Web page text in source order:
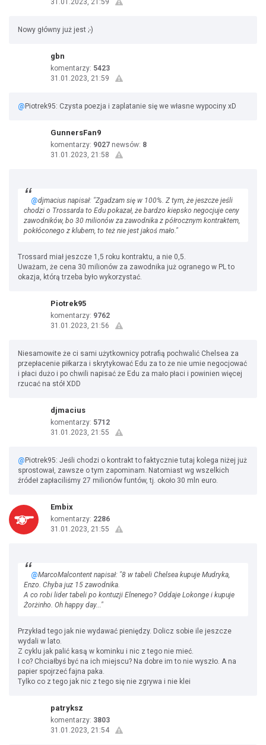
31.01.2023, 21:59
Nowy główny już jest ;-)
gbn
komentarzy: 5423
31.01.2023, 21:59
@ Piotrek95: Czysta poezja i zaplatanie się we własne wypociny xD
GunnersFan9
komentarzy: 9027 newsów: 8
31.01.2023, 21:58
@djmacius napisał: "Zgadzam się w 100%. Z tym, że jeszcze jeśli
chodzi o Trossarda to Edu pokazał, że bardzo kiepsko negocjuje ceny
zawodników, bo 30 milionów za zawodnika z półrocznym kontraktem,
pokłóconego z klubem, to też nie jest jakoś mało."
Trossard miał jeszcze 1,5 roku kontraktu, a nie 0,5.
Uważam, że cena 30 milionów za zawodnika już ogranego w PL to
okazja, którą trzeba było wykorzystać.
Piotrek95
komentarzy: 9762
31.01.2023, 21:56
Niesamowite że ci sami użytkownicy potrafią pochwalić Chelsea za
przepłacenie piłkarza i skrytykować Edu za to że nie umie negocjować
i płaci dużo i po chwili napisać że Edu za mało płaci i powinien więcej
rzucać na stół XDD
djmacius
komentarzy: 5712
31.01.2023, 21:55
@ Piotrek95: Jeśli chodzi o kontrakt to faktycznie tutaj kolega niżej już
sprostował, zawsze o tym zapominam. Natomiast wg wszelkich
źródeł zapłaciliśmy 27 milionów funtów, tj. około 30 mln euro.
Embix
komentarzy: 2286
31.01.2023, 21:55
@MarcoMalcontent napisał: "8 w tabeli Chelsea kupuje Mudryka,
Enzo. Chyba juz 15 zawodnika.
A co robi lider tabeli po kontuzji Elnenego? Oddaje Lokonge i kupuje
Żorżinho. Oh happy day..."
Przykład tego jak nie wydawać pieniędzy. Dolicz sobie ile jeszcze
wydali w lato.
Z cyklu jak palić kasą w kominku i nic z tego nie mieć.
I co? Chciałbyś być na ich miejscu? Na dobre im to nie wyszło. A na
papier spojrzeć fajna paka.
Tylko co z tego jak nic z tego się nie zgrywa i nie klei
patryksz
komentarzy: 3803
31.01.2023, 21:54